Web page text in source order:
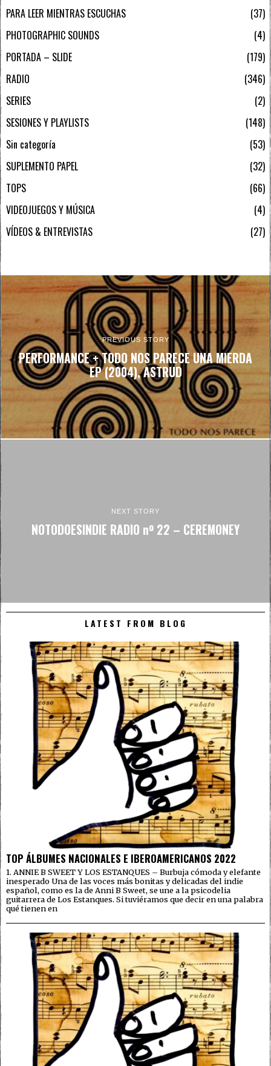
PARA LEER MIENTRAS ESCUCHAS
37
PHOTOGRAPHIC SOUNDS
4
PORTADA – SLIDE
179
RADIO
346
SERIES
2
SESIONES Y PLAYLISTS
148
Sin categoría
53
SUPLEMENTO PAPEL
32
TOPS
66
VIDEOJUEGOS Y MÚSICA
4
VÍDEOS & ENTREVISTAS
27
PREVIOUS STORY
PERFORMANCE + TODO NOS PARECE UNA MIERDA
EP (2004), ASTRUD
NEXT STORY
NOTODOESINDIE RADIO nº 22 – CEREMONEY
LATEST FROM BLOG
TOP ÁLBUMES NACIONALES E IBEROAMERICANOS 2022
1. ANNIE B SWEET Y LOS ESTANQUES – Burbuja cómoda y elefante
inesperado Una de las voces más bonitas y delicadas del indie
español, como es la de Anni B Sweet, se une a la psicodelia
guitarrera de Los Estanques. Si tuviéramos que decir en una palabra
qué tienen en